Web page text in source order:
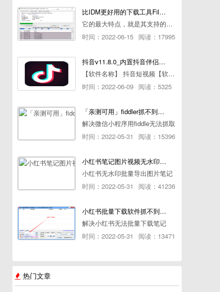
比IDM更好用的下载工具File Centipede文件蜈蚣-秒杀迅雷-直接飞起！
它的最大特点，就是其支持的下载协议几乎是市面上最全面的，包括HTTP/FTP、BT种子、磁力链接，m3u8流任务（AES-128解密）。
时间：2022-06-15 阅读：17995
抖音v11.8.0_内置抖音伴侣/视频去水印
【软件名称】 抖音短视频【软件版本】 11.8.0【软件大小】 83.74M【是否Root】不需要【测试机型】PCML10 [oppo Reno Ace]【文字介绍】 抖音短视频app是一款很有意思娱
时间：2022-06-09 阅读：5325
「亲测可用」fiddler抓不到pc端微信小程序包解决方案
解决微信小程序用fiddle无法抓取
时间：2022-05-31
阅读：15396
小红书笔记图片视频无水印批量下载软件使用教程
小红书无水印批量导出图片笔记
时间：2022-05-31
阅读：41236
小红书批量下载软件抓不到authorId如何解决
解决小红书无法批量下载笔记
时间：2022-05-31
阅读：13471
热门文章